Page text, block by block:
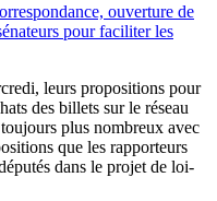
ouverture de
pour faciliter les
leurs propositions pour
des billets sur le réseau
plus nombreux avec
que les rapporteurs
dans le projet de loi-